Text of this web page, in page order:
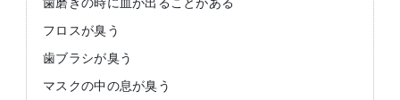
フロスが臭う
歯ブラシが臭う
マスクの中の息が臭う